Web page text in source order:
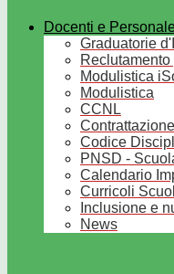
Docenti e
Graduatorie
Modulistica
Modulistica
CCNL
Codice
PNSD -
Calendario
Curricoli
Inclusione e
News